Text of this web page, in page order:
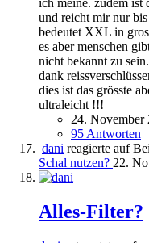
ich meine. zudem
und reicht mir nur
bedeutet XXL in
es aber menschen
nicht bekannt zu
dank
dies ist das grösste
ultraleicht !!!
24. November
95 Antworten
dani reagierte auf
Schal nutzen? 22.
Alles-Filter?